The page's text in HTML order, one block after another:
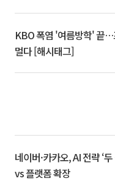
KBO 폭염 '여름방학' 끝…
멀다 [해시태그]
네이버·카카오, AI 전략 ‘
vs 플랫폼 확장